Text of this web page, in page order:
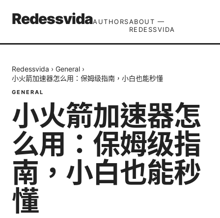
RedessvidaAUTHORSABOUT —
REDESSVIDA
Redessvida › General ›
小火箭加速器怎么用：保姆级指南，小白也能秒懂
GENERAL
小火箭加速器怎
么用：保姆级指
南，小白也能秒
懂